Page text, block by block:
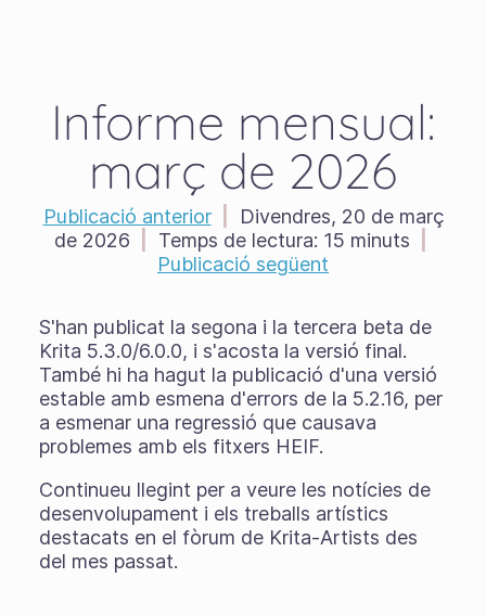
Informe mensual:
març de 2026
Publicació anterior
Divendres, 20 de març
de 2026
Temps de lectura: 15 minuts
Publicació següent
S'han publicat la segona i la tercera beta de
Krita 5.3.0/6.0.0, i s'acosta la versió final.
També hi ha hagut la publicació d'una versió
estable amb esmena d'errors de la 5.2.16, per
a esmenar una regressió que causava
problemes amb els fitxers HEIF.
Continueu llegint per a veure les notícies de
desenvolupament i els treballs artístics
destacats en el fòrum de Krita-Artists des
del mes passat.